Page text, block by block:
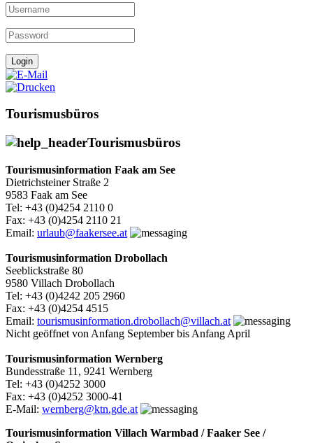
Tourismusbüros
Tourismusbüros
Tourismusinformation Faak am See
Dietrichsteiner Straße 2
9583 Faak am See
Tel: +43 (0)4254 2110 0
Fax: +43 (0)4254 2110 21
Email: urlaub@faakersee.at
Tourismusinformation Drobollach
Seeblickstraße 80
9580 Villach Drobollach
Tel: +43 (0)4242 205 2960
Fax: +43 (0)4254 4515
Email: tourismusinformation.drobollach@villach.at
Nicht geöffnet von Anfang September bis Anfang April
Tourismusinformation Wernberg
Bundesstraße 11, 9241 Wernberg
Tel: +43 (0)4252 3000
Fax: +43 (0)4252 3000-41
E-Mail: wernberg@ktn.gde.at
Tourismusinformation Villach Warmbad / Faaker See /